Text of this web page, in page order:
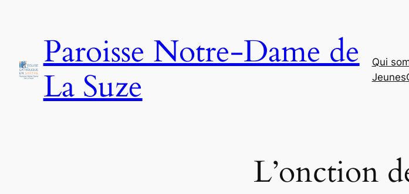
Paroisse Notre-Dame de
La Suze
Qui
Jeunes
L’onction